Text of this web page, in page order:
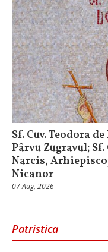
Sf. Cuv. Teodora
Pârvu Zugravul; Sf.
Narcis,
Nicanor
07 Aug, 2026
Patristica